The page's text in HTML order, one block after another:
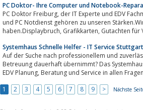
PC Doktor- Ihre Computer und Notebook-
PC Doktor Freiburg, der IT Experte und EDV Fachmann für alle Computer, Notebook und PC Problem.Computer Reparaturen
und PC Notdienst gehören zu unseren
Systemhaus Schnelle Helfer - IT Service Stuttgart
Auf der Suche nach professionellem und zuverlässigem IT
Betreuung dauerhaft übernimmt? Das
1
2 3 4 5 6 7 8 9 > Nächste